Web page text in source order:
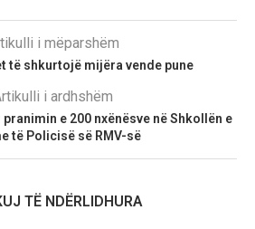
i mëparshëm
të shkurtojë mijëra vende pune
i ardhshëm
e 200 nxënësve në Shkollën e
të Policisë së RMV-së
TË NDËRLIDHURA